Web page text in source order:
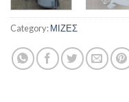
Category:ΜΙΖΕΣ